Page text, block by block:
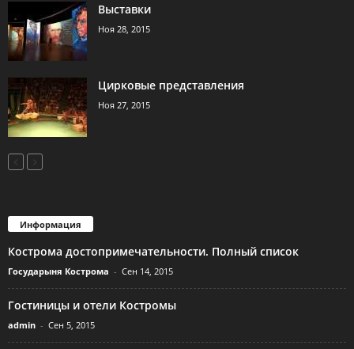
Выставки
Ноя 28, 2015
Цирковые представления
Ноя 27, 2015
Информация
Кострома достопримечательности. Полный список
Государыня Кострома - Сен 14, 2015
Гостиницы и отели Костромы
admin - Сен 5, 2015